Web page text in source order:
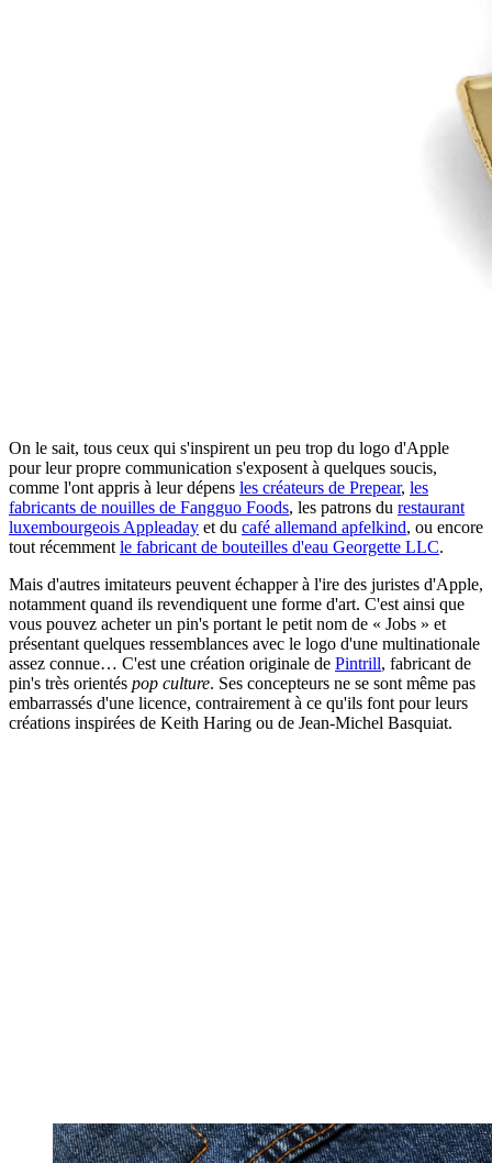
On le sait, tous ceux qui s'inspirent un peu trop du logo d'Apple
pour leur propre communication s'exposent à quelques soucis,
comme l'ont appris à leur dépens les créateurs de Prepear, les
fabricants de nouilles de Fangguo Foods, les patrons du restaurant
luxembourgeois Appleaday et du café allemand apfelkind, ou encore
tout récemment le fabricant de bouteilles d'eau Georgette LLC.
Mais d'autres imitateurs peuvent échapper à l'ire des juristes d'Apple,
notamment quand ils revendiquent une forme d'art. C'est ainsi que
vous pouvez acheter un pin's portant le petit nom de « Jobs » et
présentant quelques ressemblances avec le logo d'une multinationale
assez connue… C'est une création originale de Pintrill, fabricant de
pin's très orientés pop culture. Ses concepteurs ne se sont même pas
embarrassés d'une licence, contrairement à ce qu'ils font pour leurs
créations inspirées de Keith Haring ou de Jean-Michel Basquiat.